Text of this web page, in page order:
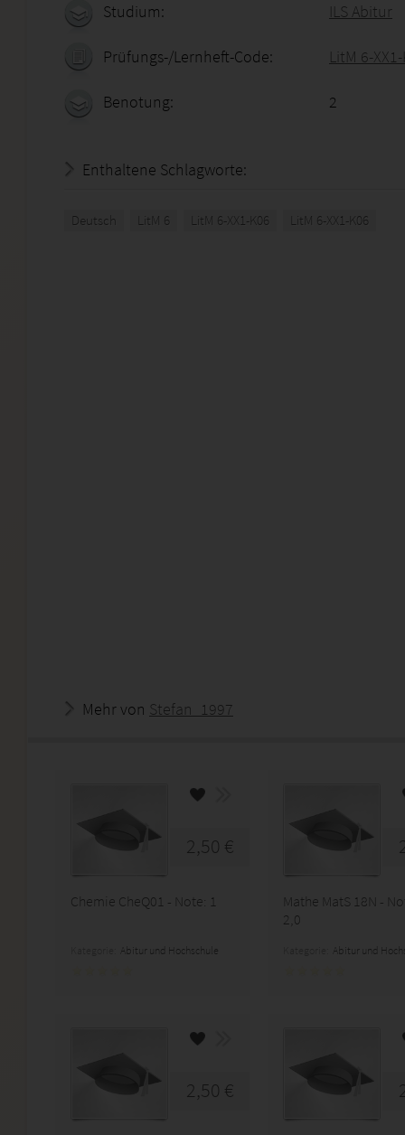
Studium: ILS Abitur
Prüfungs-/Lernheft-Code: LitM 6-
Benotung: 2
Enthaltene Schlagworte:
Deutsch LitM 6 LitM 6-XX1-K06 LitM 6-XX1-K06
Mehr von Stefan_1997
2,50 €
Chemie CheQ01 - Note: 1
Abitur und Hochschule
Mathe MatS 18N -
2,0
Abitur und
2,50 €